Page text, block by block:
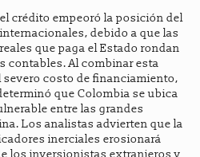
crédito empeoró la posición del
debido a que las
que paga el Estado rondan
contables. Al combinar esta
severo costo de financiamiento,
que Colombia se ubica
entre las grandes
Los analistas advierten que la
inerciales erosionará
los inversionistas extranjeros y